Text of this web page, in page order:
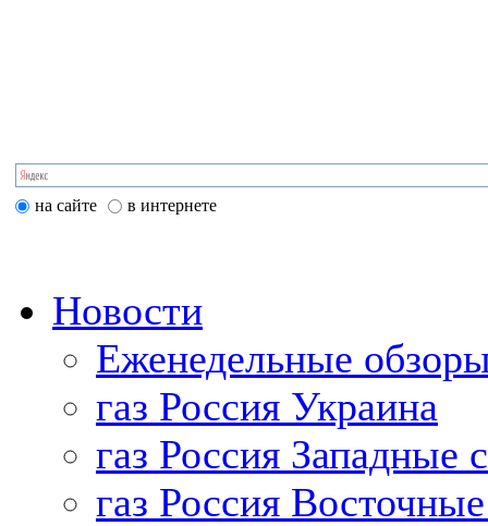
на сайте в интернете
Новости
Еженедельные
газ Россия Украина
газ Россия Западные
газ Россия